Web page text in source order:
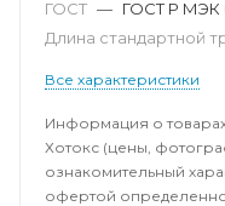
ГОСТ — ГОСТ Р МЭК
Длина стандартной
Все характеристики
Информация о
Хотокс (цены,
ознакомительный
офертой